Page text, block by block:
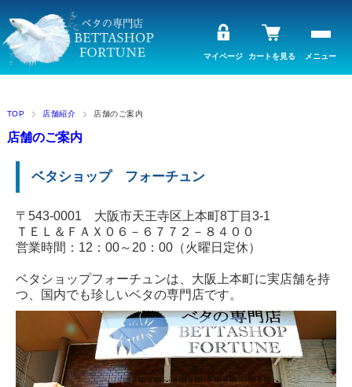
メニュー
カートを見る
マイページ
TOP 店舗紹介 店舗のご案内
店舗のご案内
ベタショップ フォーチュン
〒543-0001 大阪市天王寺区上本町8丁目3-1
ＴＥＬ＆ＦＡＸ０６－６７７２－８４００
営業時間：12：00～20：00（火曜日定休）
ベタショップフォーチュンは、大阪上本町に実店舗を持
つ、国内でも珍しいベタの専門店です。